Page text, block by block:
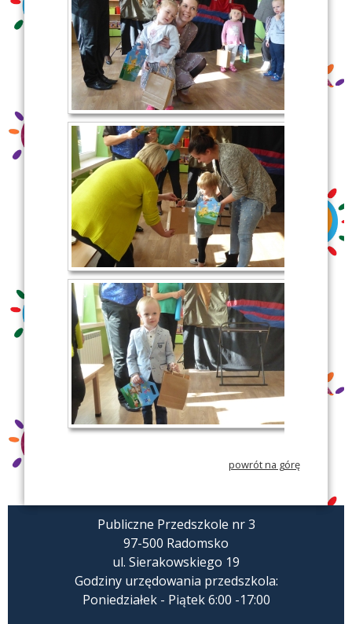
powrót na górę
Publiczne Przedszkole nr 3
97-500 Radomsko
ul. Sierakowskiego 19
Godziny urzędowania przedszkola:
Poniedziałek - Piątek 6:00 -17:00